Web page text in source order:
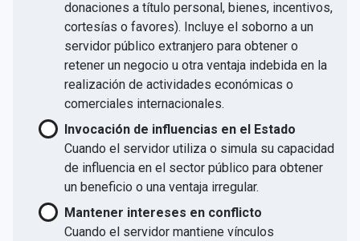
donaciones a título personal, bienes, incentivos,
cortesías o favores). Incluye el soborno a un
servidor público extranjero para obtener o
retener un negocio u otra ventaja indebida en la
realización de actividades económicas o
comerciales internacionales.
Invocación de influencias en el Estado
Cuando el servidor utiliza o simula su capacidad
de influencia en el sector público para obtener
un beneficio o una ventaja irregular.
Mantener intereses en conflicto
Cuando el servidor mantiene vínculos